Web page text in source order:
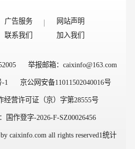
广告服务
网站声明
联系我们 加入我们
举报邮箱：caixinfo@163.com
-1 京公网安备11011502040016号
经营许可证（京）字第28555号
国作登字-2026-F-SZ00026456
caixinfo.com all rights reserved1统计